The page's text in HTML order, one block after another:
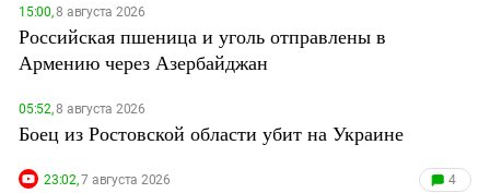
15:00,8 августа 2026
Российская пшеница и уголь отправлены в
Армению через Азербайджан
05:52,8 августа 2026
Боец из Ростовской области убит на Украине
23:02,7 августа 2026 4